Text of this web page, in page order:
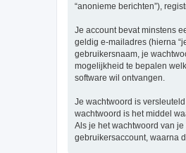
“anonieme berichten”),
Je account bevat minstens
geldig e-mailadres (hierna
gebruikersnaam, je
mogelijkheid te bepalen
software wil ontvangen.
Je wachtwoord is
wachtwoord is het middel
Als je het wachtwoord van
gebruikersaccount, waarna